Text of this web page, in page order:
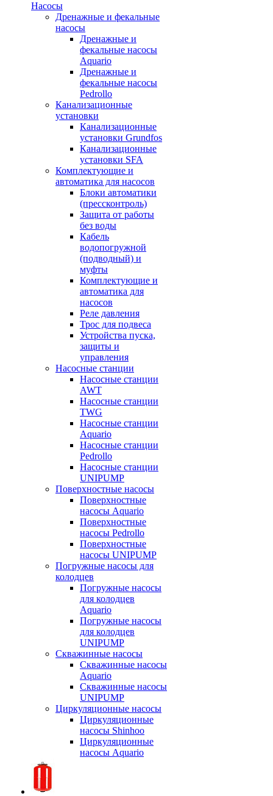
Насосы
Дренажные и фекальные
насосы
Дренажные и
фекальные насосы
Aquario
Дренажные и
фекальные насосы
Pedrollo
Канализационные
установки
Канализационные
установки Grundfos
Канализационные
установки SFA
Комплектующие и
автоматика для насосов
Блоки автоматики
(прессконтроль)
Защита от работы
без воды
Кабель
водопогружной
(подводный) и
муфты
Комплектующие и
автоматика для
насосов
Реле давления
Трос для подвеса
Устройства пуска,
защиты и
управления
Насосные станции
Насосные станции
AWT
Насосные станции
TWG
Насосные станции
Aquario
Насосные станции
Pedrollo
Насосные станции
UNIPUMP
Поверхностные насосы
Поверхностные
насосы Aquario
Поверхностные
насосы Pedrollo
Поверхностные
насосы UNIPUMP
Погружные насосы для
колодцев
Погружные насосы
для колодцев
Aquario
Погружные насосы
для колодцев
UNIPUMP
Скважинные насосы
Скважинные насосы
Aquario
Скважинные насосы
UNIPUMP
Циркуляционные насосы
Циркуляционные
насосы Shinhoo
Циркуляционные
насосы Aquario